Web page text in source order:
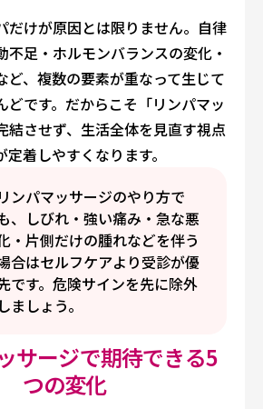
だけが原因とは限りません。自律
不足・ホルモンバランスの変化・
ど、複数の要素が重なって生じて
どです。だからこそ「リンパマッ
結させず、生活全体を見直す視点
着しやすくなります。
リンパマッサージのやり方で
、しびれ・強い痛み・急な悪
・片側だけの腫れなどを伴う
合はセルフケアより受診が優
です。危険サインを先に除外
しましょう。
サージで期待できる5
つの変化